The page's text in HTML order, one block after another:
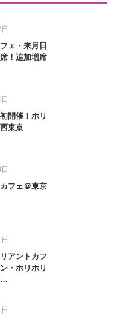
ェ・来月日
！追加増席
開催！ホリ
東京
フェ＠東京
アントカフ
・ホリホリ
…